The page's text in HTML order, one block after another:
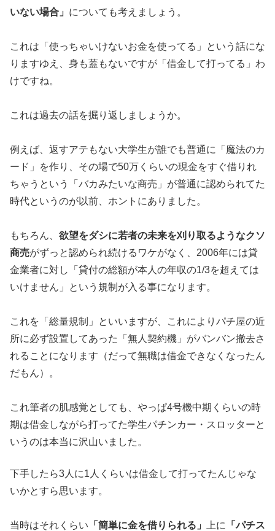
いない場合」 についても考えましょう。
これは「使っちゃいけないお金を使ってる」という話にな
りますゆ え、身も蓋もないですが「借金して打ってる」わ
けですね。
これは過去の話を掘り返しましょうか。
例えば、返すアテもない大学生が誰でも普通に「魔法のカ
ード」を作り、その場で50万くらいの現金をすぐ借りれ
ちゃうという「バカみたいな商売」が普通に認められてた
時代というのが以前、ホン トにありました。
もちろん、 欲望をダシに若者の未来を刈り取るようなクソ
商売がずっ と認められ続けるワケがなく、2006年には貸
金業者に対し「貸付の総額が本人の年収の1/3を超えては
いけません」という規制 が入る事になります。
これを「総量規制」といいますが、これによりパチ屋の近
所に必ず設置してあった「無人契約機」がバンバン撤去さ
れることになりま す（だって無職は借金できなくなったん
だもん）。
これ筆者の肌感覚としても、やっぱ4号機中期くらいの時
期は借金 しながら打ってた学生パチンカー・ スロッターと
いうのは本当に沢山いました。
下手したら3人に1人 くらいは借金して打ってたんじゃな
いかとすら思います。
当時はそれくらい 「簡単に金を借りられる」 上に
「パチス